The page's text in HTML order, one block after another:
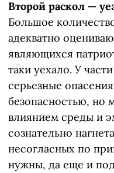
Второй раскол —
Большое
адекватно
являющихся
таки уехало. У
серьезные
безопасностью, но
влиянием среды и
сознательно
несогласных по
нужны, да еще и